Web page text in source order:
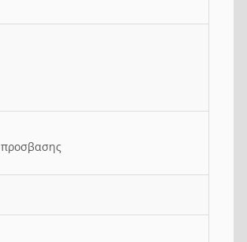
προσβασης